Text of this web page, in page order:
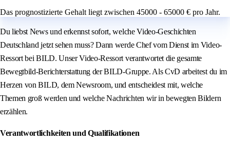
Das prognostizierte Gehalt liegt zwischen 45000 - 65000 € pro Jahr.
Du liebst News und erkennst sofort, welche Video-Geschichten
Deutschland jetzt sehen muss? Dann werde Chef vom Dienst im Video-
Ressort bei BILD. Unser Video-Ressort verantwortet die gesamte
Bewegtbild-Berichterstattung der BILD-Gruppe. Als CvD arbeitest du im
Herzen von BILD, dem Newsroom, und entscheidest mit, welche
Themen groß werden und welche Nachrichten wir in bewegten Bildern
erzählen.
Verantwortlichkeiten und Qualifikationen